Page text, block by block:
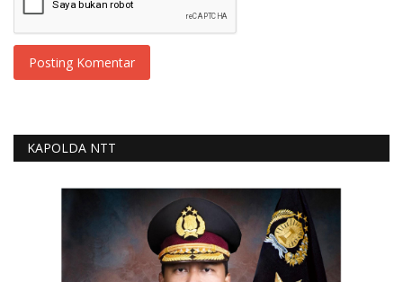
Posting Komentar
KAPOLDA NTT